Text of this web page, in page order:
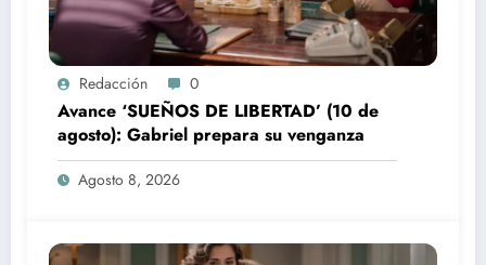
Redacción 0
Avance ‘SUEÑOS DE LIBERTAD’ (10 de
agosto): Gabriel prepara su venganza
Agosto 8, 2026